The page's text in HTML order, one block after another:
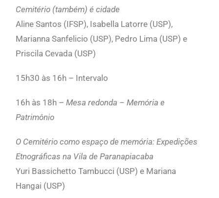
Cemitério (também) é cidade
Aline Santos (IFSP), Isabella Latorre (USP),
Marianna Sanfelicio (USP), Pedro Lima (USP) e
Priscila Cevada (USP)
15h30 às 16h – Intervalo
16h às 18h –Mesa redonda – Memória e
Patrimônio
O Cemitério como espaço de memória: Expedições
Etnográficas na Vila de Paranapiacaba
Yuri Bassichetto Tambucci (USP) e Mariana
Hangai (USP)